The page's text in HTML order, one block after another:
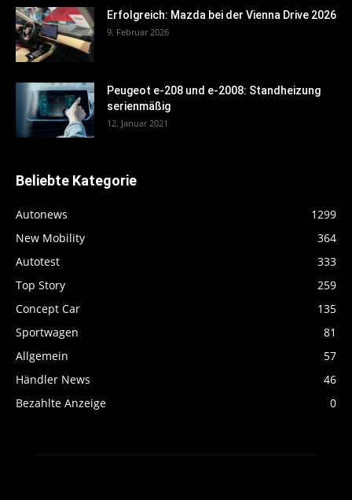
Erfolgreich: Mazda bei der Vienna Drive 2026
9. Februar 2026
Peugeot e-208 und e-2008: Standheizung
serienmäßig
12. Januar 2021
Beliebte Kategorie
Autonews
1299
New Mobility
364
Autotest
333
Top Story
259
Concept Car
135
Sportwagen
81
Allgemein
57
Händler News
46
Bezahlte Anzeige
0